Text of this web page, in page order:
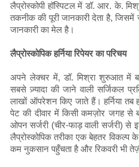
लैप्रोस्कोपी हॉस्पिटल में डॉ. आर. के.
तकनीक की पूरी जानकारी देता है, जिसमें
जानकारी का मेल है।
लैप्रोस्कोपिक हर्निया रिपेयर का परिचय
अपने लेक्चर में, डॉ. मिश्रा शुरुआत में
सबसे ज़्यादा की जाने वाली सर्जिकल
लाखों ऑपरेशन किए जाते हैं। हर्निया
पेट की दीवार में किसी कमज़ोर जगह से
ओपन सर्जरी (चीर-फाड़ वाली सर्जरी) से
लैप्रोस्कोपिक तरीका एक बेहतर विकल्प
कम नुकसान पहुँचता है और रिकवरी भी